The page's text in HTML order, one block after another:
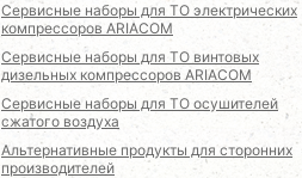
Сервисные наборы для ТО электрических
компрессоров ARIACOM
Сервисные наборы для ТО винтовых
дизельных компрессоров ARIACOM
Сервисные наборы для ТО осушителей
сжатого воздуха
Альтернативные продукты для сторонних
производителей